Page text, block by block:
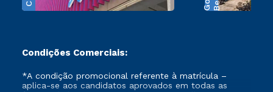
Condições Comerciais:
*A condição promocional referente à matrícula –
aplica-se aos candidatos aprovados em todas as